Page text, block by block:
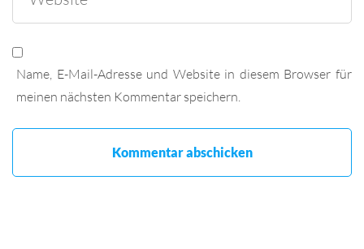
Name, E-Mail-Adresse und Website in diesem Browser für
meinen nächsten Kommentar speichern.